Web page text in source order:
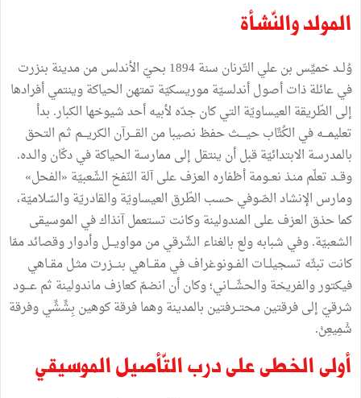
المولد والنّشأة
وُلــد خميِّس بن علي التّرنان سنة 1894 بحيّ الأندلس من مدينة بنزرت
في عائلة ذات أصول أندلسيّة موريسكيّة تمتهن الحياكة وينتمي أفرادها
إلى الطّريقة العيساويّة التي كان جدّه لأبيه أحد شيوخها الكبار. بدأ
تعليمـــه في الكُتَّاب حيــــث حفظ نصيبا من القـــرآن الكريـــم ثـم التحق
بالمدرسة الابتدائيّة قبل أن ينتقل إلى ممارسة الحياكة في دكّان والـده.
وقــد تعلّم منـذ نعــومة أظفاره العزف على آلة النّفخ الشّعبيّة «الفحل»
ومارس الإنشاد الصّوفي حسب الطّرق العيساويّة والقادريّة والسّلاميّة،
كما حذق العزف على المندولينة وكانت تستعمل آنذاك في الموسيقى
الشعبيّة. وفي شبابه ولع بالغناء الشّرقي من مواويـــل وأدوار وقصائد ممّا
كانت تبثّه تسجيلــات الفــونوغراف في مقـــاهي بنـــزرت مثـل مقــاهي
فيكتور والفريخة والحشّـــاني؛ وكان أن انضمّ كعازف ماندولينة ثم عـــود
شرقيّ إلى فرقتين محتــرفتين بالمدينة وهما فرقة كوهين بِشِّشِّي وفرقة
شْمِيعِنْ.
أولى الخطى على درب التّأصيل الموسيقي